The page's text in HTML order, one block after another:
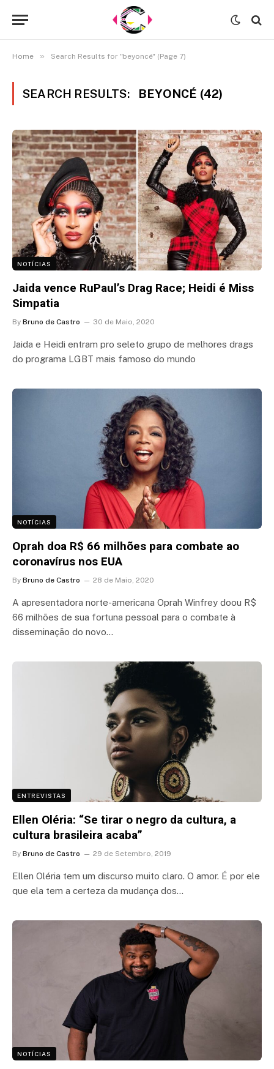
Home » Search Results for "beyoncé" (Page 7)
SEARCH RESULTS: BEYONCÉ (42)
NOTÍCIAS
Jaida vence RuPaul’s Drag Race; Heidi é Miss
Simpatia
By Bruno de Castro 30 de Maio, 2020
Jaida e Heidi entram pro seleto grupo de melhores drags
do programa LGBT mais famoso do mundo
NOTÍCIAS
Oprah doa R$ 66 milhões para combate ao
coronavírus nos EUA
By Bruno de Castro 28 de Maio, 2020
A apresentadora norte-americana Oprah Winfrey doou R$
66 milhões de sua fortuna pessoal para o combate à
disseminação do novo…
ENTREVISTAS
Ellen Oléria: “Se tirar o negro da cultura, a
cultura brasileira acaba”
By Bruno de Castro 29 de Setembro, 2019
Ellen Oléria tem um discurso muito claro. O amor. É por ele
que ela tem a certeza da mudança dos…
NOTÍCIAS